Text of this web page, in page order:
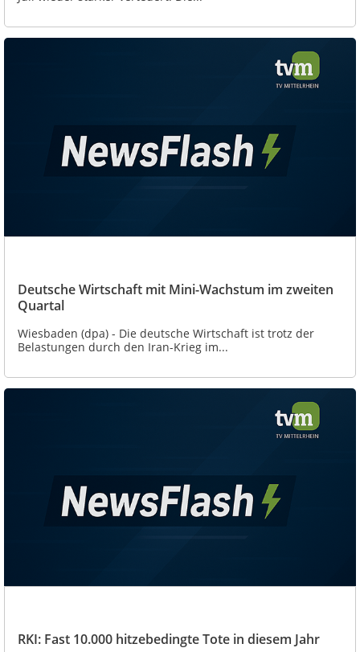
Deutsche Wirtschaft mit Mini-Wachstum im zweiten
Quartal
Wiesbaden (dpa) - Die deutsche Wirtschaft ist trotz der
Belastungen durch den Iran-Krieg im...
RKI: Fast 10.000 hitzebedingte Tote in diesem Jahr